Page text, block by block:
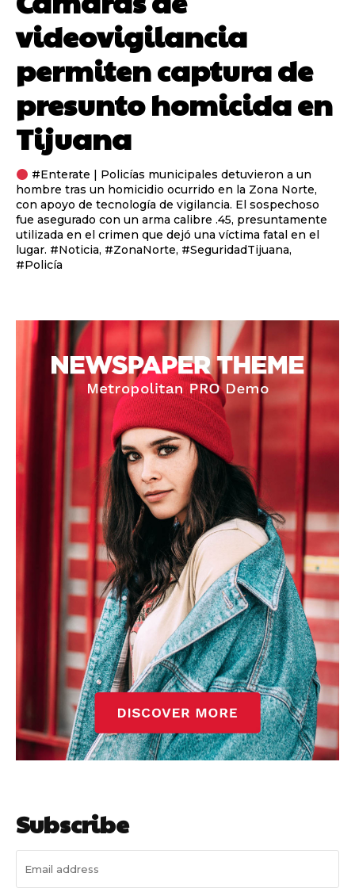
videovigilancia
permiten captura de
presunto homicida en
Tijuana
#Enterate | Policías municipales detuvieron a un
hombre tras un homicidio ocurrido en la Zona Norte,
con apoyo de tecnología de vigilancia. El sospechoso
fue asegurado con un arma calibre .45, presuntamente
utilizada en el crimen que dejó una víctima fatal en el
lugar. #Noticia, #ZonaNorte, #SeguridadTijuana,
#Policía
Subscribe